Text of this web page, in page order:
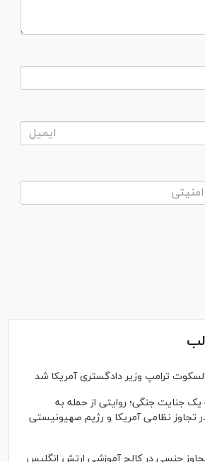
ترامپ وزیر دادگستری آمریکا شد
جنایت جنگی؛ روایتی از حمله به
در تجاوز نظامی آمریکا و رژیم صهیونیستی
جنسی در کالج آموزشی ارتش انگلیس